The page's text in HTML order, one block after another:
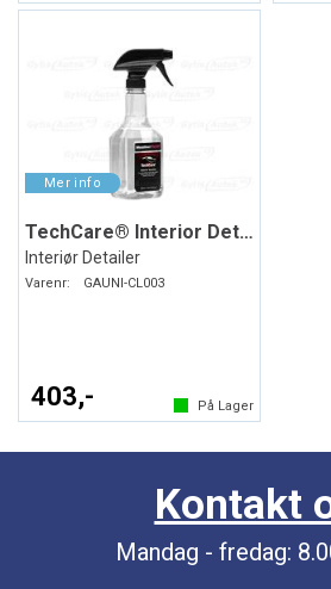
TechCare® Interior Detailer
Interiør Detailer
Varenr: GAUNI-CL003
403,- På Lager
Kontakt
Mandag - fredag: